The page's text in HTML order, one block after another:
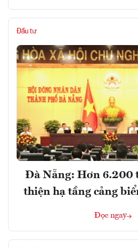
Đầu tư
Đà Nẵng: Hơn 6.200
thiện hạ tầng cảng
Đọc ngay